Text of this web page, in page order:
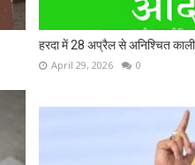
हरदा में 28 अप्रैल से अनिश्चित
April 29, 2026 0